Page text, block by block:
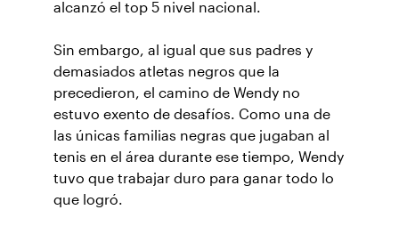
alcanzó el top 5 nivel nacional.
Sin embargo, al igual que sus padres y
demasiados atletas negros que la
precedieron, el camino de Wendy no
estuvo exento de desafíos. Como una de
las únicas familias negras que jugaban al
tenis en el área durante ese tiempo, Wendy
tuvo que trabajar duro para ganar todo lo
que logró.